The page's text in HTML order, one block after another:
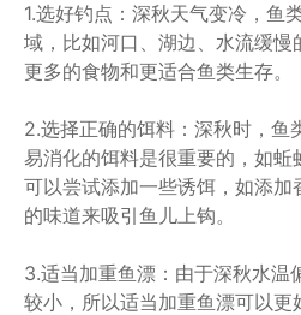
1.选好钓点：深秋天气变冷，鱼
域，比如河口、湖边、水流缓
更多的食物和更适合鱼类生存。
2.选择正确的饵料：深秋时，鱼
易消化的饵料是很重要的，如蚯
可以尝试添加一些诱饵，如添加
的味道来吸引鱼儿上钩。
3.适当加重鱼漂：由于深秋水温
较小，所以适当加重鱼漂可以更